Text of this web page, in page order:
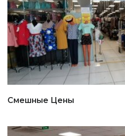
Смешные Цены